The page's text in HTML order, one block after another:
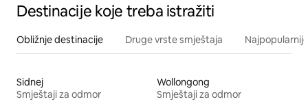
Destinacije koje treba istražiti
Obližnje destinacije Druge vrste smještaja
Sidnej
Smještaji za odmor
Wollongong
Smještaji za odmor